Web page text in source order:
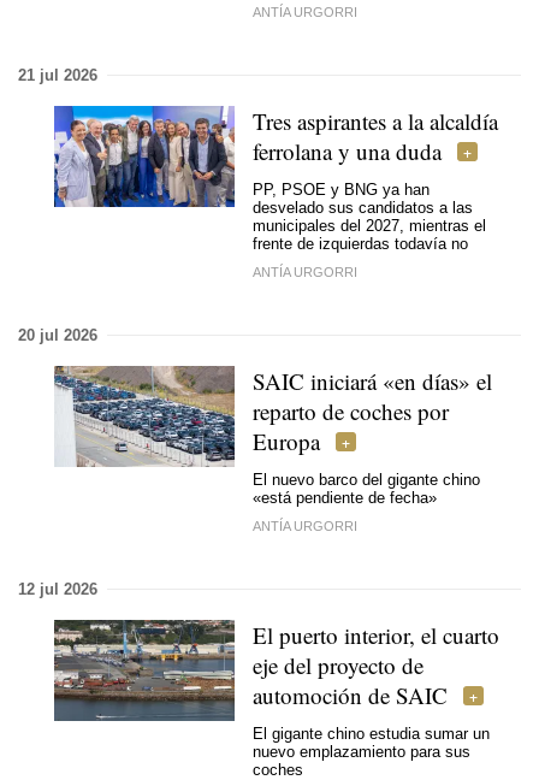
ANTÍA URGORRI
21 jul 2026
Tres aspirantes a la alcaldía
ferrolana y una duda
PP, PSOE y BNG ya han
desvelado sus candidatos a las
municipales del 2027, mientras el
frente de izquierdas todavía no
ANTÍA URGORRI
20 jul 2026
SAIC iniciará «en días» el
reparto de coches por
Europa
El nuevo barco del gigante chino
«está pendiente de fecha»
ANTÍA URGORRI
12 jul 2026
El puerto interior, el cuarto
eje del proyecto de
automoción de SAIC
El gigante chino estudia sumar un
nuevo emplazamiento para sus
coches